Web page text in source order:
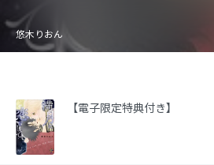
悠木りおん
【電子限定特典付き】